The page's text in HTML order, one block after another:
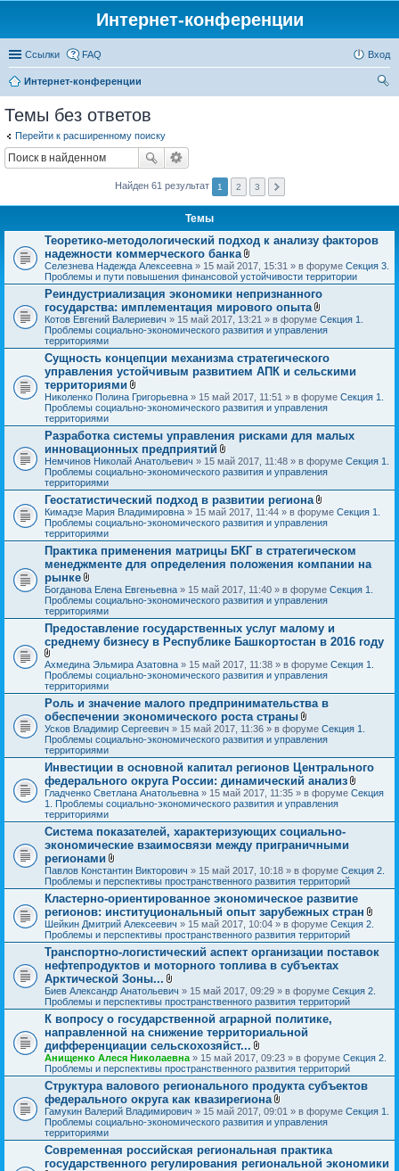
Интернет-конференции
Ссылки FAQ Вход
Интернет-конференции
Темы без ответов
Перейти к расширенному поиску
Найден 61 результат 1 2 3
Темы
Теоретико-методологический подход к анализу факторов
надежности коммерческого банка
В
л
о
ж
е
н
и
Селезнева Надежда Алексеевна » 15 май 2017, 15:31 » в форуме Секция 3.
Проблемы и пути повышения финансовой устойчивости территории
Реиндустриализация экономики непризнанного
государства: имплементация мирового опыта
В
л
ж
е
н
Котов Евгений Валериевич » 15 май 2017, 13:21 » в форуме Секция 1.
Проблемы социально-экономического развития и управления
территориями
Сущность концепции механизма стратегического
управления устойчивым развитием АПК и сельскими
территориями
В
л
ж
е
н
и
я
Николенко Полина Григорьевна » 15 май 2017, 11:51 » в форуме Секция 1.
Проблемы социально-экономического развития и управления
территориями
Разработка системы управления рисками для малых
инновационных предприятий
В
л
ж
е
н
и
Немчинов Николай Анатольевич » 15 май 2017, 11:48 » в форуме Секция 1.
Проблемы социально-экономического развития и управления
территориями
Геостатистический подход в развитии региона
В
л
ж
е
н
Кимадзе Мария Владимировна » 15 май 2017, 11:44 » в форуме Секция 1.
Проблемы социально-экономического развития и управления
территориями
Практика применения матрицы БКГ в стратегическом
менеджменте для определения положения компании на
рынке
В
л
о
ж
е
н
и
я
Богданова Елена Евгеньевна » 15 май 2017, 11:40 » в форуме Секция 1.
Проблемы социально-экономического развития и управления
территориями
Предоставление государственных услуг малому и
среднему бизнесу в Республике Башкортостан в 2016 году
В
л
о
ж
е
н
и
я
Ахмедина Эльмира Азатовна » 15 май 2017, 11:38 » в форуме Секция 1.
Проблемы социально-экономического развития и управления
территориями
Роль и значение малого предпринимательства в
обеспечении экономического роста страны
В
л
ж
е
н
и
я
Усков Владимир Сергеевич » 15 май 2017, 11:36 » в форуме Секция 1.
Проблемы социально-экономического развития и управления
территориями
Инвестиции в основной капитал регионов Центрального
федерального округа России: динамический анализ
В
ж
Гладченко Светлана Анатольевна » 15 май 2017, 11:35 » в форуме Секция
1. Проблемы социально-экономического развития и управления
территориями
Система показателей, характеризующих социально-
экономические взаимосвязи между приграничными
регионами
В
л
о
ж
е
н
и
я
Павлов Константин Викторович » 15 май 2017, 10:18 » в форуме Секция 2.
Проблемы и перспективы пространственного развития территорий
Кластерно-ориентированное экономическое развитие
регионов: институциональный опыт зарубежных стран
о
ж
я
Шейкин Дмитрий Алексеевич » 15 май 2017, 10:04 » в форуме Секция 2.
Проблемы и перспективы пространственного развития территорий
Транспортно-логистический аспект организации поставок
нефтепродуктов и моторного топлива в субъектах
Арктической Зоны...
В
л
о
ж
е
и
я
Биев Александр Анатольевич » 15 май 2017, 09:29 » в форуме Секция 2.
Проблемы и перспективы пространственного развития территорий
К вопросу о государственной аграрной политике,
направленной на снижение территориальной
дифференциации сельскохозяйст...
В
л
о
ж
е
н
и
Анищенко Алеся Николаевна » 15 май 2017, 09:23 » в форуме Секция 2.
Проблемы и перспективы пространственного развития территорий
Структура валового регионального продукта субъектов
федерального округа как квазирегиона
В
л
о
ж
е
н
Гамукин Валерий Владимирович » 15 май 2017, 09:01 » в форуме Секция 1.
Проблемы социально-экономического развития и управления
территориями
Современная российская региональная практика
государственного регулирования региональной экономики